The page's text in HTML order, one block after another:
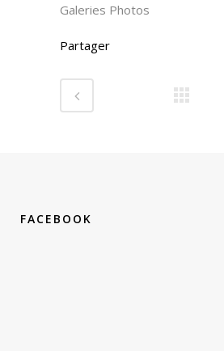
Galeries Photos
Partager
FACEBOOK